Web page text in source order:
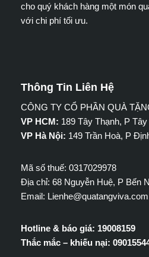
cho quý khách hàng một món
với chi phí tối ưu.
Thông Tin Liên Hệ
CÔNG TY CỔ PHẦN QUÀ
VP HCM: 189 Tây Thạnh, P
VP Hà Nội: 149 Trần Hoà, P
Mã số thuế: 0317029978
Địa chỉ: 68 Nguyễn Huệ, P Bến
Email: Lienhe@quatangviva.com
Hotline & báo giá: 19008159
Thắc mắc – khiếu nại: